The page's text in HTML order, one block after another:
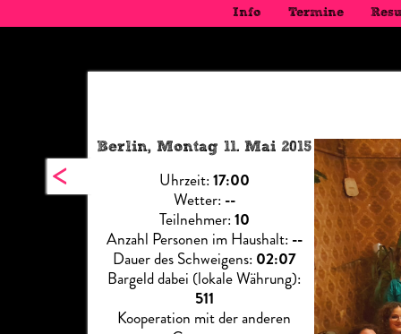
Info Termine
<
Berlin, Montag 11. Mai 2015
Uhrzeit: 17:00
Wetter: --
Teilnehmer: 10
Anzahl Personen im Haushalt: --
Dauer des Schweigens: 02:07
Bargeld dabei (lokale Währung):
511
Kooperation mit der anderen